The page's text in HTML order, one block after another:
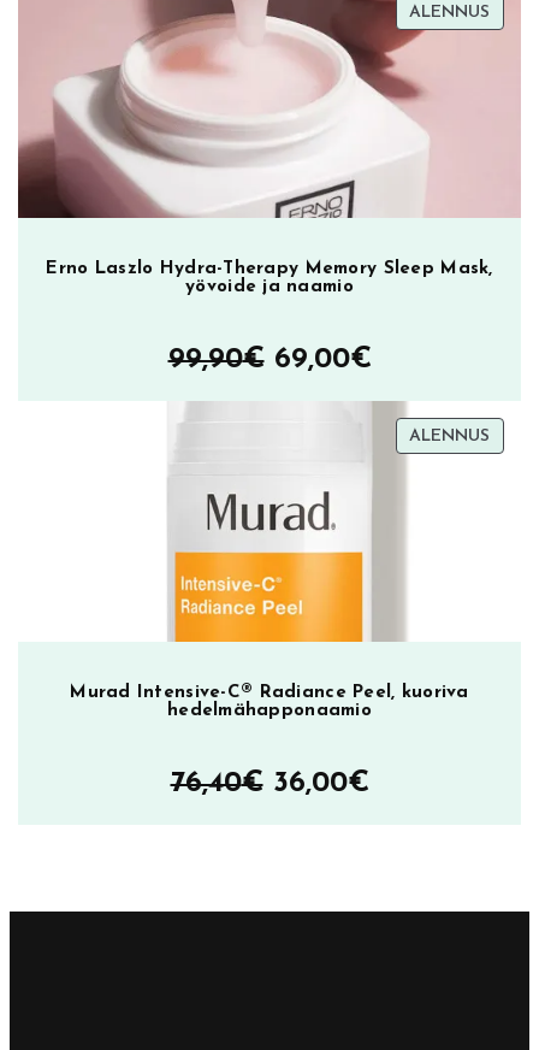
ALENNUS
Erno Laszlo Hydra-Therapy Memory Sleep Mask,
yövoide ja naamio
99,90€ Alkuperäinen
hinta
99,90€.
69,00€Nykyinen
hinta
on:ALENNUS
Murad Intensive-C® Radiance Peel, kuoriva
hedelmähapponaamio
76,40€ Alkuperäinen
hinta
76,40€.
36,00€Nykyinen
hinta
36,00€.